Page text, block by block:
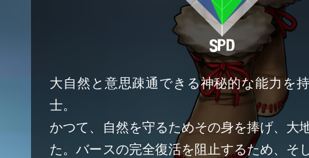
大自然と意思疎通できる神秘的な能力を
士。
かつて、自然を守るためその身を捧げ、大
た。バースの完全復活を阻止するため、そ